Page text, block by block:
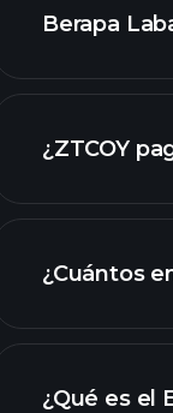
Berapa
¿ZTCOY
¿Cuántos
¿Qué es el